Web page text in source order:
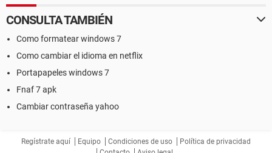
CONSULTA TAMBIÉN
Como formatear windows 7
Como cambiar el idioma en netflix
Portapapeles windows 7
Fnaf 7 apk
Cambiar contraseña yahoo
Regístrate aquí Equipo Condiciones de uso
Política de privacidad